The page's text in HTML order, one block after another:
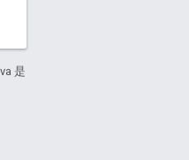
是